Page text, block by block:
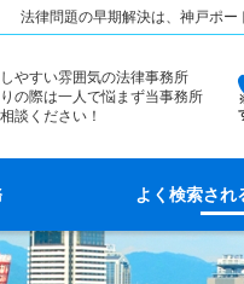
法律問題の早期解決は、神戸ポー
やすい雰囲気の法律事務所
の際は一人で悩まず当事務所
談ください！
よく検索され